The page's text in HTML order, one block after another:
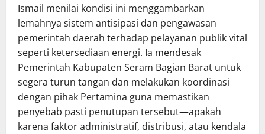
Ismail menilai kondisi ini menggambarkan
lemahnya sistem antisipasi dan pengawasan
pemerintah daerah terhadap pelayanan publik vital
seperti ketersediaan energi. Ia mendesak
Pemerintah Kabupaten Seram Bagian Barat untuk
segera turun tangan dan melakukan koordinasi
dengan pihak Pertamina guna memastikan
penyebab pasti penutupan tersebut—apakah
karena faktor administratif, distribusi, atau kendala